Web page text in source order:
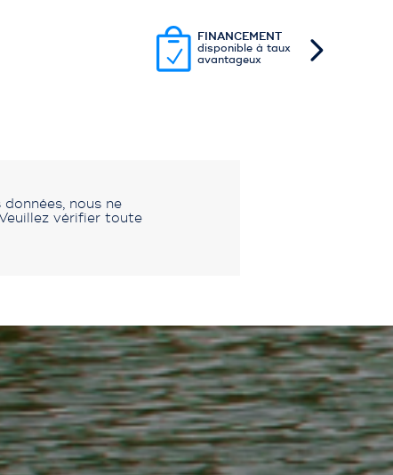
FINANCEMENT
disponible à taux
avantageux
nous ne
vérifier toute